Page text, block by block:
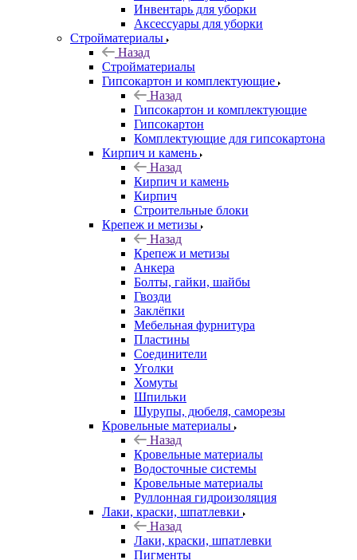
Инвентарь для уборки
Аксессуары для уборки
Стройматериалы
Назад
Стройматериалы
Гипсокартон и комплектующие
Назад
Гипсокартон и комплектующие
Гипсокартон
Комплектующие для гипсокартона
Кирпич и камень
Назад
Кирпич и камень
Кирпич
Строительные блоки
Крепеж и метизы
Назад
Крепеж и метизы
Анкера
Болты, гайки, шайбы
Гвозди
Заклёпки
Мебельная фурнитура
Пластины
Соединители
Уголки
Хомуты
Шпильки
Шурупы, дюбеля, саморезы
Кровельные материалы
Назад
Кровельные материалы
Водосточные системы
Кровельные материалы
Руллонная гидроизоляция
Лаки, краски, шпатлевки
Назад
Лаки, краски, шпатлевки
Пигменты